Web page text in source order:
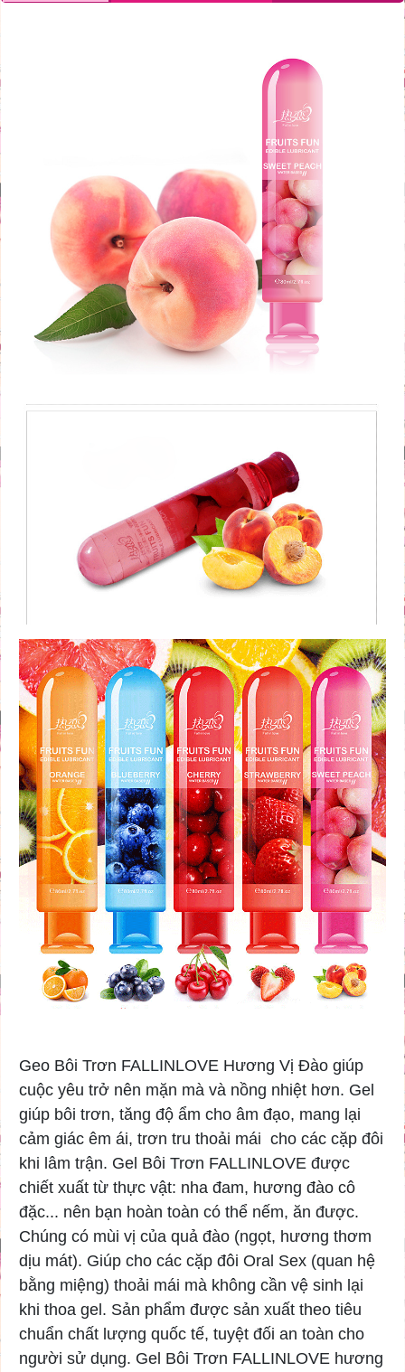
Geo Bôi Trơn FALLINLOVE Hương Vị Đào giúp
cuộc yêu trở nên mặn mà và nồng nhiệt hơn. Gel
giúp bôi trơn, tăng độ ẩm cho âm đạo, mang lại
cảm giác êm ái, trơn tru thoải mái cho các cặp đôi
khi lâm trận. Gel Bôi Trơn FALLINLOVE được
chiết xuất từ thực vật: nha đam, hương đào cô
đặc... nên bạn hoàn toàn có thể nếm, ăn được.
Chúng có mùi vị của quả đào (ngọt, hương thơm
dịu mát). Giúp cho các cặp đôi Oral Sex (quan hệ
bằng miệng) thoải mái mà không cần vệ sinh lại
khi thoa gel. Sản phẩm được sản xuất theo tiêu
chuẩn chất lượng quốc tế, tuyệt đối an toàn cho
người sử dụng. Gel Bôi Trơn FALLINLOVE hương